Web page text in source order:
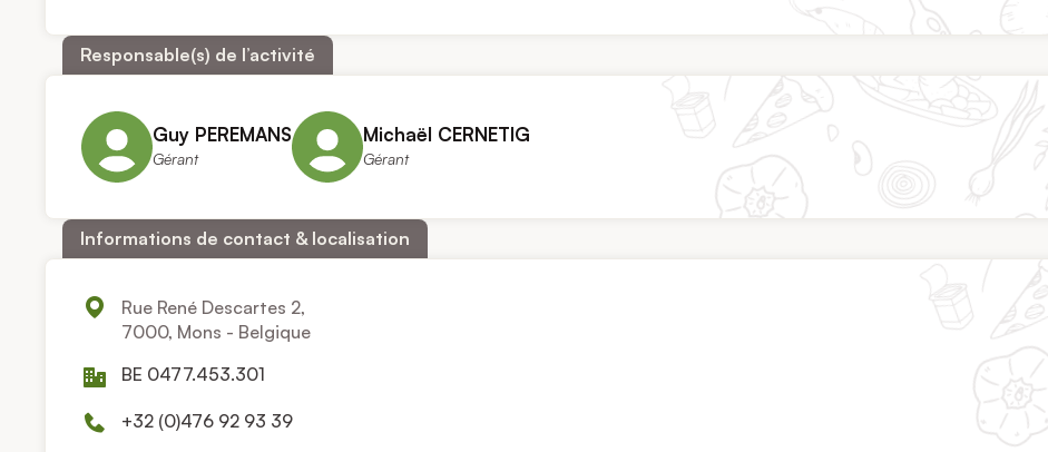
Responsable(s) de l’activité
Guy PEREMANS
Gérant
Michaël CERNETIG
Gérant
Informations de contact & localisation
Rue René Descartes 2,
7000, Mons - Belgique
BE 0477.453.301
+32 (0)476 92 93 39